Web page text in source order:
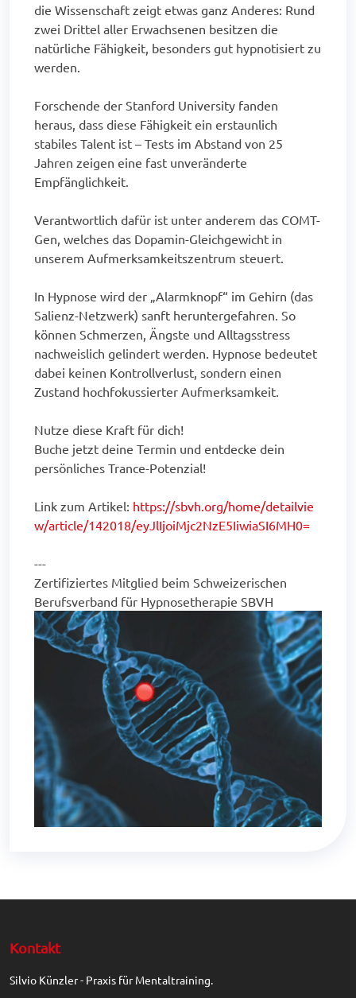
die Wissenschaft zeigt etwas ganz Anderes: Rund
zwei Drittel aller Erwachsenen besitzen die
natürliche Fähigkeit, besonders gut hypnotisiert zu
werden.
Forschende der Stanford University fanden
heraus, dass diese Fähigkeit ein erstaunlich
stabiles Talent ist – Tests im Abstand von 25
Jahren zeigen eine fast unveränderte
Empfänglichkeit.
Verantwortlich dafür ist unter anderem das COMT-
Gen, welches das Dopamin-Gleichgewicht in
unserem Aufmerksamkeitszentrum steuert.
In Hypnose wird der „Alarmknopf“ im Gehirn (das
Salienz-Netzwerk) sanft heruntergefahren. So
können Schmerzen, Ängste und Alltagsstress
nachweislich gelindert werden. Hypnose bedeutet
dabei keinen Kontrollverlust, sondern einen
Zustand hochfokussierter Aufmerksamkeit.
Nutze diese Kraft für dich!
Buche jetzt deine Termin und entdecke dein
persönliches Trance-Potenzial!
Link zum Artikel: https://sbvh.org/home/detailvie
w/article/142018/eyJlIjoiMjc2NzE5IiwiaSI6MH0=
---
Zertifiziertes Mitglied beim Schweizerischen
Berufsverband für Hypnosetherapie SBVH
Kontakt
Silvio Künzler - Praxis für Mentaltraining.